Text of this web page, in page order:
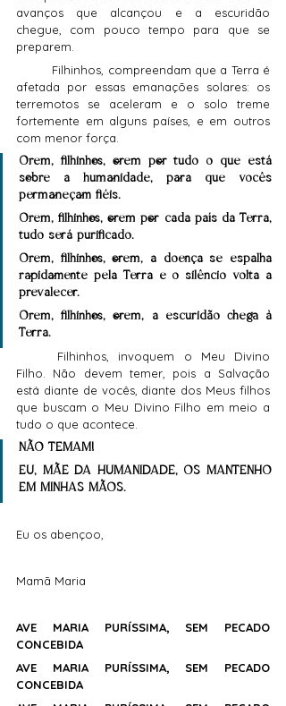
avanços que alcançou e a escuridão
chegue, com pouco tempo para que se
preparem.
afetada por essas emanações solares: os
terremotos se aceleram e o solo treme
fortemente em alguns países, e em outros
com menor força.
Orem, filhinhos, orem por tudo o que está
sobre a humanidade, para que vocês
permaneçam fiéis.
Orem, filhinhos, orem por cada país da Terra,
tudo será purificado.
Orem, filhinhos, orem, a doença se espalha
rapidamente pela Terra e o silêncio volta a
prevalecer.
Orem, filhinhos, orem, a escuridão chega à
Terra.
Filho. Não devem temer, pois a Salvação
está diante de vocês, diante dos Meus filhos
que buscam o Meu Divino Filho em meio a
tudo o que acontece.
NÃO TEMAM!
EU, MÃE DA HUMANIDADE, OS MANTENHO
EM MINHAS MÃOS.
Eu os abençoo,
Mamã Maria
AVE MARIA PURÍSSIMA, SEM PECADO
CONCEBIDA
AVE MARIA PURÍSSIMA, SEM PECADO
CONCEBIDA